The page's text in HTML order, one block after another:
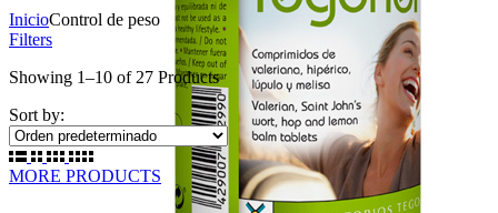
InicioControl de peso
Filters
Showing 1–10 of 27 Products
Sort by:
MORE PRODUCTS